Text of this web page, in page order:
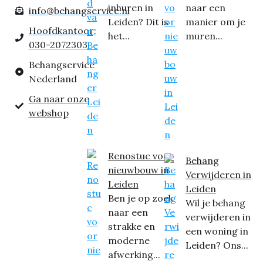
info@behangservice.nl
Hoofdkantoor:
030-2072303
Behangservice
Nederland
Ga naar onze
webshop
inhuren in
Leiden? Dit is
het...
Renostuc voor
nieuwbouw in
Leiden
Ben je op zoek
naar een
strakke en
moderne
afwerking...
naar een
manier om je
muren...
Behang
Verwijderen in
Leiden
Wil je behang
verwijderen in
een woning in
Leiden? Ons...